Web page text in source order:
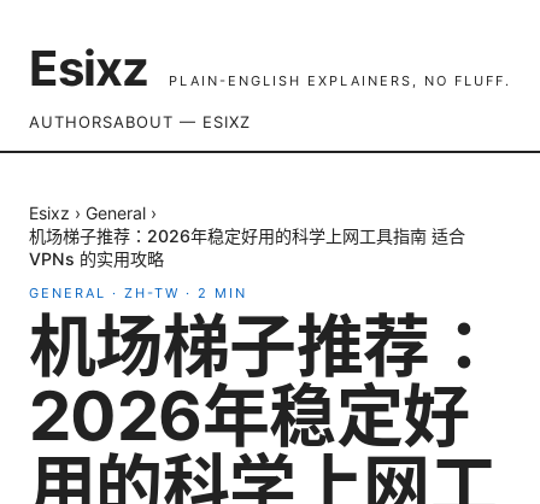
Esixz PLAIN-ENGLISH EXPLAINERS, NO FLUFF.
AUTHORSABOUT — ESIXZ
Esixz › General ›
机场梯子推荐：2026年稳定好用的科学上网工具指南 适合
VPNs 的实用攻略
GENERAL · ZH-TW · 2 MIN
机场梯子推荐：
2026年稳定好
用的科学上网工